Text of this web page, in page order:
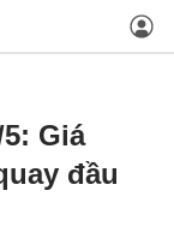
Giá
đầu